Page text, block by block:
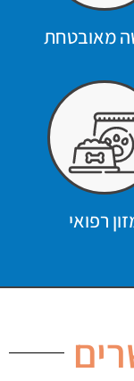
מאובטחת
רפואי